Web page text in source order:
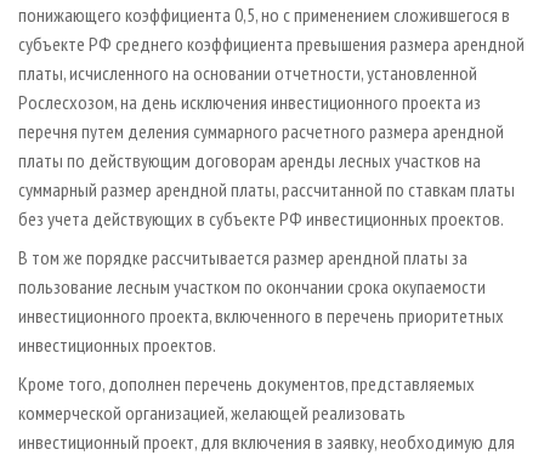
понижающего коэффициента 0,5, но с применением сложившегося в
субъекте РФ среднего коэффициента превышения размера арендной
платы, исчисленного на основании отчетности, установленной
Рослесхозом, на день исключения инвестиционного проекта из
перечня путем деления суммарного расчетного размера арендной
платы по действующим договорам аренды лесных участков на
суммарный размер арендной платы, рассчитанной по ставкам платы
без учета действующих в субъекте РФ инвестиционных проектов.
В том же порядке рассчитывается размер арендной платы за
пользование лесным участком по окончании срока окупаемости
инвестиционного проекта, включенного в перечень приоритетных
инвестиционных проектов.
Кроме того, дополнен перечень документов, представляемых
коммерческой организацией, желающей реализовать
инвестиционный проект, для включения в заявку, необходимую для